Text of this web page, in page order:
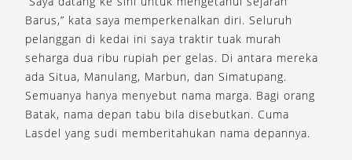
Barus,” kata saya memperkenalkan diri. Seluruh
pelanggan di kedai ini saya traktir tuak murah
seharga dua ribu rupiah per gelas. Di antara mereka
ada Situa, Manulang, Marbun, dan Simatupang.
Semuanya hanya menyebut nama marga. Bagi orang
Batak, nama depan tabu bila disebutkan. Cuma
Lasdel yang sudi memberitahukan nama depannya.